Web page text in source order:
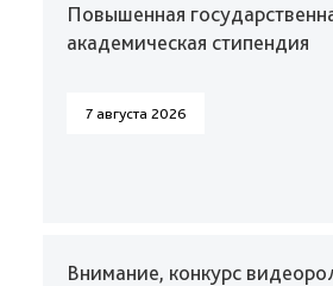
Повышенная
академическая стипендия
7 августа 2026
Внимание, конкурс